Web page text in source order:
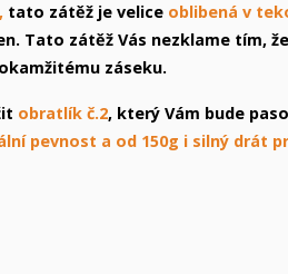
tato zátěž je velice oblibená v
Tato zátěž Vás nezklame tím,
záseku.
obratlík č.2, který Vám bude
pevnost a od 150g i silný drát